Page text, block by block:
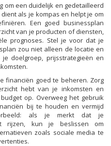
om een duidelijk en gedetailleerd
als je kompas en helpt je om
Een goed businessplan
van je producten of diensten,
prognoses. Stel je voor dat je
zou niet alleen de locatie en
doelgroep, prijsstrategieën en
financiën goed te beheren. Zorg
hebt van je inkomsten en
op. Overweeg het gebruik
bij te houden en vermijd
als je merkt dat je
rijzen, kun je beslissen om
zoals sociale media te